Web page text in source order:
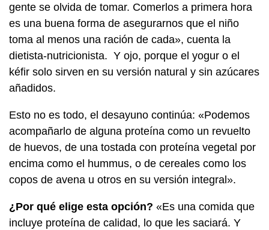
gente se olvida de tomar. Comerlos a primera hora
es una buena forma de asegurarnos que el niño
toma al menos una ración de cada», cuenta la
dietista-nutricionista. Y ojo, porque el yogur o el
kéfir solo sirven en su versión natural y sin azúcares
añadidos.
Esto no es todo, el desayuno continúa: «Podemos
acompañarlo de alguna proteína como un revuelto
de huevos, de una tostada con proteína vegetal por
encima como el hummus, o de cereales como los
copos de avena u otros en su versión integral».
¿Por qué elige esta opción? «Es una comida que
incluye proteína de calidad, lo que les saciará. Y